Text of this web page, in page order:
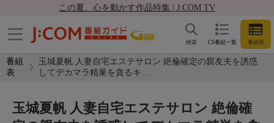
この夏、心を動かす作品特集 | J:COM TV
CS番組一覧 番組表
検索
番組
表
玉城夏帆 人妻自宅エステサロン 絶倫確定の親友夫を誘惑
してデカマラ精巣を貪るキ…
玉城夏帆 人妻自宅エステサロン 絶倫確